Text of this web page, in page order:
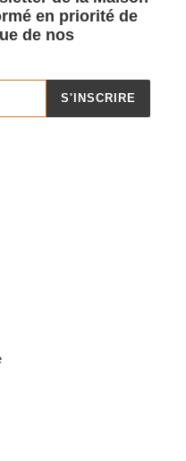
en priorité de
de nos
S'INSCRIRE